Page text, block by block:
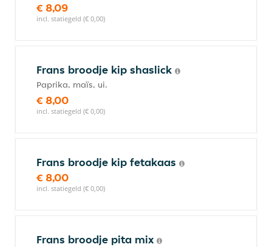
€ 8,09
incl. statiegeld (€ 0,00)
Frans broodje kip shaslick
Paprika, maïs, ui.
€ 8,00
incl. statiegeld (€ 0,00)
Frans broodje kip fetakaas
€ 8,00
incl. statiegeld (€ 0,00)
Frans broodje pita mix